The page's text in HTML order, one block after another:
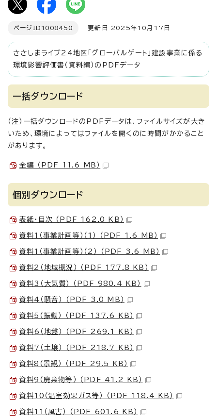
ページID 1008450 更新日 2025年10月17日
ささしまライブ24地区「グローバルゲート」建設事業に係る
環境影響評価書（資料編）のPDFデータ
一括ダウンロード
（注）一括ダウンロードのPDFデータは、ファイルサイズが大き
いため、環境によってはファイルを開くのに時間がかかること
があります。
全編 （PDF 11.6 MB）
個別ダウンロード
表紙・目次 （PDF 162.0 KB）
資料1（事業計画等）（1） （PDF 1.6 MB）
資料1（事業計画等）（2） （PDF 3.6 MB）
資料2（地域概況） （PDF 177.8 KB）
資料3（大気質） （PDF 980.4 KB）
資料4（騒音） （PDF 3.0 MB）
資料5（振動） （PDF 137.6 KB）
資料6（地盤） （PDF 269.1 KB）
資料7（土壌） （PDF 218.7 KB）
資料8（景観） （PDF 29.5 KB）
資料9（廃棄物等） （PDF 41.2 KB）
資料10（温室効果ガス等） （PDF 118.4 KB）
資料11（風害） （PDF 601.6 KB）